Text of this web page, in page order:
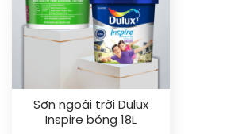
Sơn ngoài trời Dulux
Inspire bóng 18L